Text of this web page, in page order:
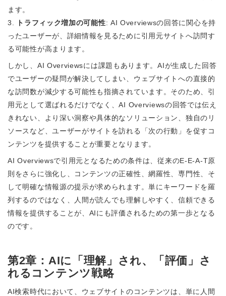
ます。
3.
トラフィック増加の可能性: AI Overviewsの回答に関心を持
ったユーザーが、詳細情報を見るために引用元サイトへ訪問す
る可能性が高まります。
しかし、AI Overviewsには課題もあります。AIが生成した回答
でユーザーの疑問が解決してしまい、ウェブサイトへの直接的
な訪問数が減少する可能性も指摘されています。そのため、引
用元として選ばれるだけでなく、AI Overviewsの回答では伝え
きれない、より深い洞察や具体的なソリューション、独自のリ
ソースなど、ユーザーがサイトを訪れる「次の行動」を促すコ
ンテンツを提供することが重要となります。
AI Overviewsで引用元となるための条件は、従来のE-E-A-T原
則をさらに強化し、コンテンツの正確性、網羅性、専門性、そ
して明確な情報源の提示が求められます。単にキーワードを羅
列するのではなく、人間が読んでも理解しやすく、信頼できる
情報を提供することが、AIにも評価されるための第一歩となる
のです。
第2章：AIに「理解」され、「評価」さ
れるコンテンツ戦略
AI検索時代において、ウェブサイトのコンテンツは、単に人間